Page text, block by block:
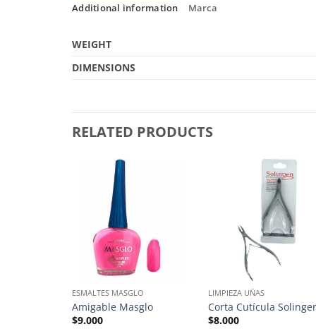
Additional information Marca
WEIGHT
DIMENSIONS
RELATED PRODUCTS
ESMALTES MASGLO
Amigable Masglo
$9.000
LIMPIEZA UÑAS
Corta Cutícula
$8.000